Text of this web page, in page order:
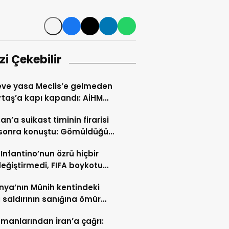
Çekebilir
yasa Meclis’e gelmeden
kapı kapandı: AİHM
veto tartışması
suikast timinin firarisi
sonra konuştu: Gömüldüğü
kazı başladı
Infantino’nun özrü hiçbir
FIFA boykotu
Münih kentindeki
saldırının sanığına ömür
İran’a çağrı: